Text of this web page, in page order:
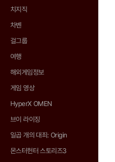
치지직
차벤
걸그룹
여행
해외게임정보
게임 영상
HyperX OMEN
브이 라이징
일곱 개의 대죄: Origin
몬스터헌터 스토리즈3